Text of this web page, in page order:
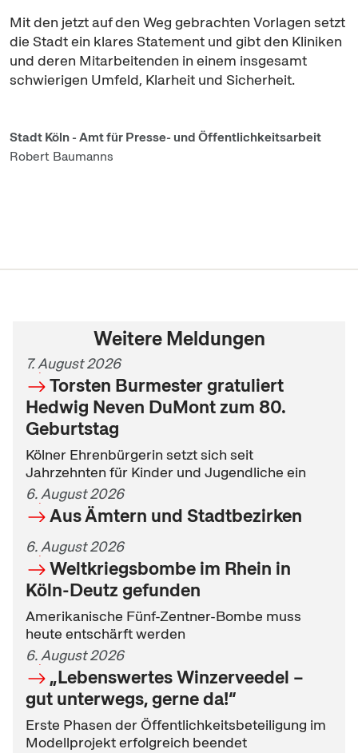
Mit den jetzt auf den Weg gebrachten Vorlagen setzt
die Stadt ein klares Statement und gibt den Kliniken
und deren Mitarbeitenden in einem insgesamt
schwierigen Umfeld, Klarheit und Sicherheit.
Stadt Köln - Amt für Presse- und Öffentlichkeitsarbeit
Robert Baumanns
Weitere Meldungen
7. August 2026
Torsten Burmester gratuliert
Hedwig Neven DuMont zum 80.
Geburtstag
Kölner Ehrenbürgerin setzt sich seit
Jahrzehnten für Kinder und Jugendliche ein
6. August 2026
Aus Ämtern und Stadtbezirken
6. August 2026
Weltkriegsbombe im Rhein in
Köln-Deutz gefunden
Amerikanische Fünf-Zentner-Bombe muss
heute entschärft werden
6. August 2026
„Lebenswertes Winzerveedel –
gut unterwegs, gerne da!“
Erste Phasen der Öffentlichkeitsbeteiligung im
Modellprojekt erfolgreich beendet